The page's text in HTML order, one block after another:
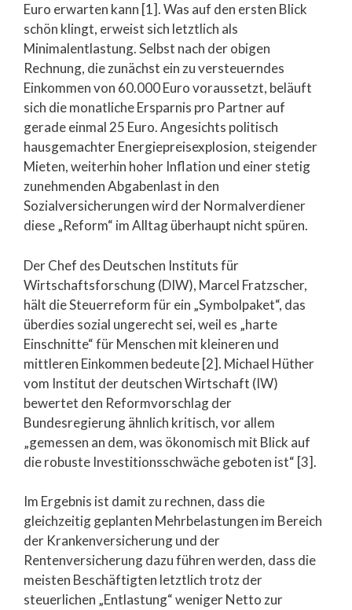
Euro erwarten kann [1]. Was auf den ersten Blick
schön klingt, erweist sich letztlich als
Minimalentlastung. Selbst nach der obigen
Rechnung, die zunächst ein zu versteuerndes
Einkommen von 60.000 Euro voraussetzt, beläuft
sich die monatliche Ersparnis pro Partner auf
gerade einmal 25 Euro. Angesichts politisch
hausgemachter Energiepreisexplosion, steigender
Mieten, weiterhin hoher Inflation und einer stetig
zunehmenden Abgabenlast in den
Sozialversicherungen wird der Normalverdiener
diese „Reform“ im Alltag überhaupt nicht spüren.
Der Chef des Deutschen Instituts für
Wirtschaftsforschung (DIW), Marcel Fratzscher,
hält die Steuerreform für ein „Symbolpaket“, das
überdies sozial ungerecht sei, weil es „harte
Einschnitte“ für Menschen mit kleineren und
mittleren Einkommen bedeute [2]. Michael Hüther
vom Institut der deutschen Wirtschaft (IW)
bewertet den Reformvorschlag der
Bundesregierung ähnlich kritisch, vor allem
„gemessen an dem, was ökonomisch mit Blick auf
die robuste Investitionsschwäche geboten ist“ [3].
Im Ergebnis ist damit zu rechnen, dass die
gleichzeitig geplanten Mehrbelastungen im Bereich
der Krankenversicherung und der
Rentenversicherung dazu führen werden, dass die
meisten Beschäftigten letztlich trotz der
steuerlichen „Entlastung“ weniger Netto zur